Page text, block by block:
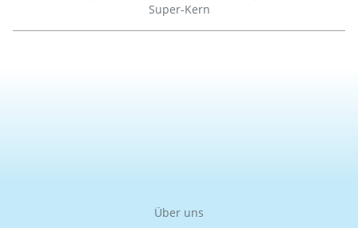
Super-Kern
Über uns